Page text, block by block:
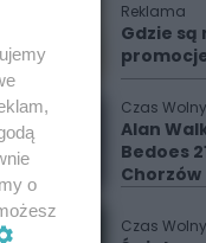
Reklama
Gdzie są
Czas Wolny
Alan
Bedoes
Chorzów
Czas Wolny
o